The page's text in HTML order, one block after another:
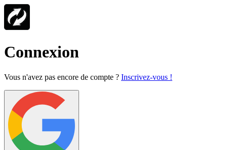
Connexion
Vous n'avez pas encore de compte ? Inscrivez-vous !